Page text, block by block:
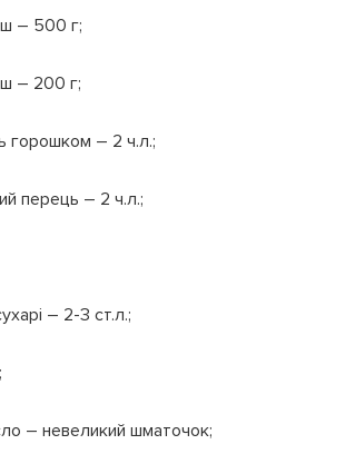
– 500 г;
– 200 г;
горошком – 2 ч.л.;
перець – 2 ч.л.;
– 2-3 ст.л.;
– невеликий шматочок;